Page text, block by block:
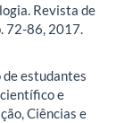
Revista de
72-86, 2017.
de estudantes
e
Ciências e